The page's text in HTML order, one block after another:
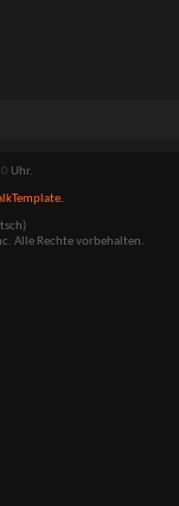
Uhr.
Alle Rechte vorbehalten.